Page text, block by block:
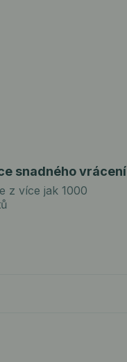
snadného vrácení
z více jak 1000